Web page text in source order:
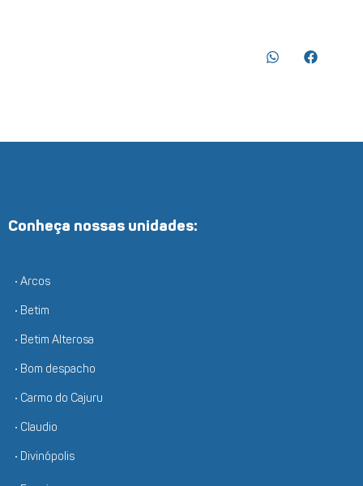
Conheça nossas unidades:
• Arcos
• Betim
• Betim Alterosa
• Bom despacho
• Carmo do Cajuru
• Claudio
• Divinópolis